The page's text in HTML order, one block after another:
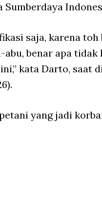
saja, karena toh
benar apa tidak
kata Darto, saat
yang jadi